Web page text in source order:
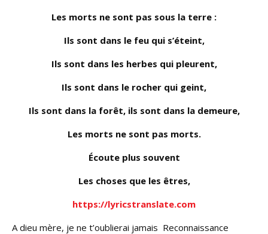
Les morts ne sont pas sous la terre :
Ils sont dans le feu qui s’éteint,
Ils sont dans les herbes qui pleurent,
Ils sont dans le rocher qui geint,
Ils sont dans la forêt, ils sont dans la demeure,
Les morts ne sont pas morts.
Écoute plus souvent
Les choses que les êtres,
https://lyricstranslate.com
A dieu mère, je ne t’oublierai jamais Reconnaissance